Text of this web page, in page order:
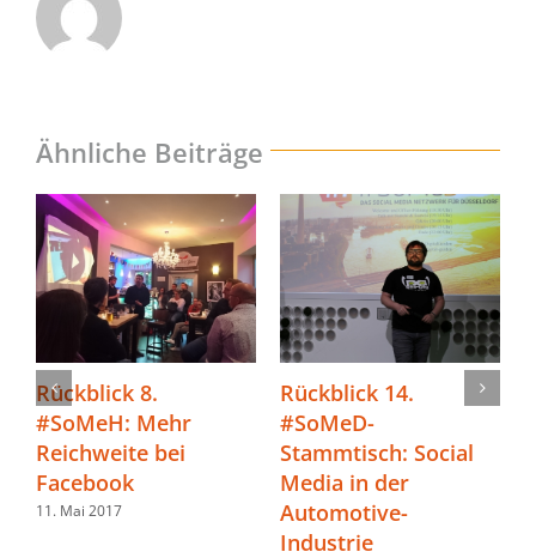
Ähnliche Beiträge
Rückblick 8.
#SoMeH: Mehr
Reichweite bei
Facebook
11. Mai 2017
Rückblick 14.
#SoMeD-
Stammtisch: Social
Media in der
Automotive-
Industrie